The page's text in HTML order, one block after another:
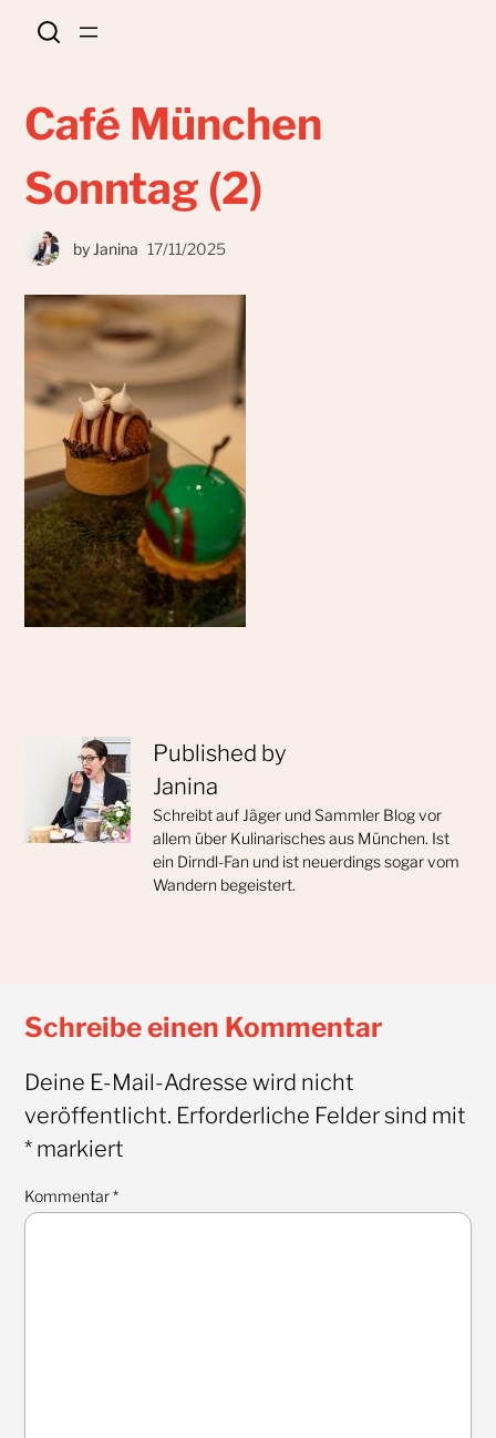
Café München
Sonntag (2)
by Janina 17/11/2025
Published by
Janina
Schreibt auf Jäger und Sammler Blog vor
allem über Kulinarisches aus München. Ist
ein Dirndl-Fan und ist neuerdings sogar vom
Wandern begeistert.
Schreibe einen Kommentar
Deine E-Mail-Adresse wird nicht
veröffentlicht. Erforderliche Felder sind mit
*markiert
Kommentar*